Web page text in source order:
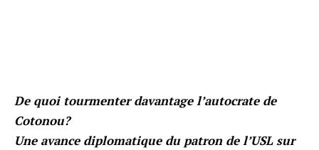
De quoi tourmenter davantage l’autocrate de
Cotonou?
Une avance diplomatique du patron de l’USL sur